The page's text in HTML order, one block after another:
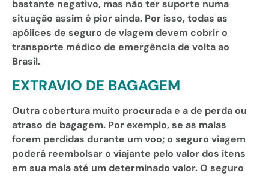
bastante negativo, mas não ter suporte numa
situação assim é pior ainda. Por isso, todas as
apólices de seguro de viagem devem cobrir o
transporte médico de emergência de volta ao
Brasil.
EXTRAVIO DE BAGAGEM
Outra cobertura muito procurada e a de perda ou
atraso de bagagem. Por exemplo, se as malas
forem perdidas durante um voo; o seguro viagem
poderá reembolsar o viajante pelo valor dos itens
em sua mala até um determinado valor. O seguro